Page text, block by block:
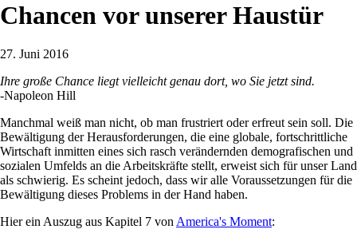
Chancen vor unserer Haustür
27. Juni 2016
Ihre große Chance liegt vielleicht genau dort, wo Sie jetzt sind.
-Napoleon Hill
Manchmal weiß man nicht, ob man frustriert oder erfreut sein soll. Die
Bewältigung der Herausforderungen, die eine globale, fortschrittliche
Wirtschaft inmitten eines sich rasch verändernden demografischen und
sozialen Umfelds an die Arbeitskräfte stellt, erweist sich für unser Land
als schwierig. Es scheint jedoch, dass wir alle Voraussetzungen für die
Bewältigung dieses Problems in der Hand haben.
Hier ein Auszug aus Kapitel 7 von America's Moment: